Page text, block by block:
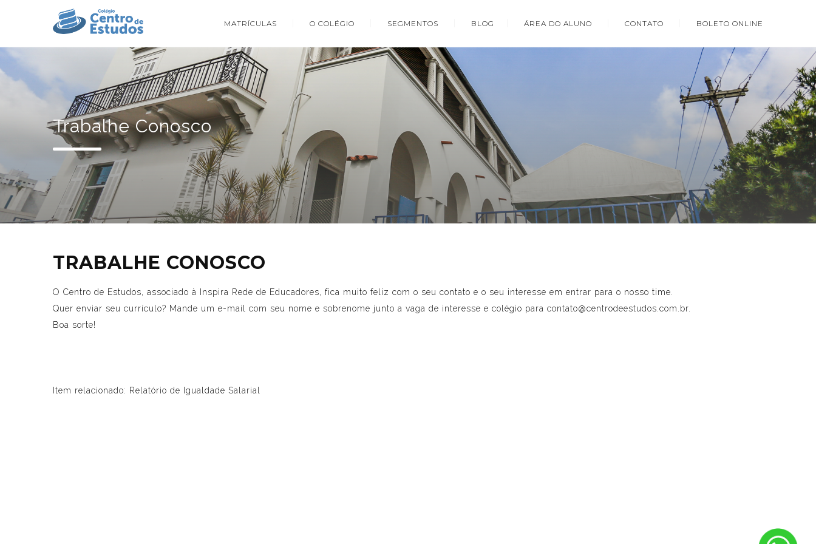
MATRÍCULAS O COLÉGIO SEGMENTOS BLOG ÁREA DO ALUNO CONTATO BOLETO ONLINE
Trabalhe Conosco
TRABALHE CONOSCO
O Centro de Estudos, associado à Inspira Rede de Educadores, fica muito feliz com o seu contato e o seu interesse em entrar para o nosso time.
Quer enviar seu currículo? Mande um e-mail com seu nome e sobrenome junto a vaga de interesse e colégio para contato@centrodeestudos.com.br.
Boa sorte!
Item relacionado: Relatório de Igualdade Salarial